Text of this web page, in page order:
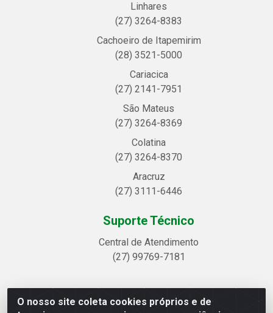
O nosso site coleta cookies próprios e de
Linhares
(27) 3264-8383
Cachoeiro de Itapemirim
(28) 3521-5000
Cariacica
(27) 2141-7951
São Mateus
(27) 3264-8369
Colatina
(27) 3264-8370
Aracruz
(27) 3111-6446
Suporte Técnico
Central de Atendimento
(27) 99769-7181
Linhavix Distribuidora LTDA - Avenida Alegre, 2521 -